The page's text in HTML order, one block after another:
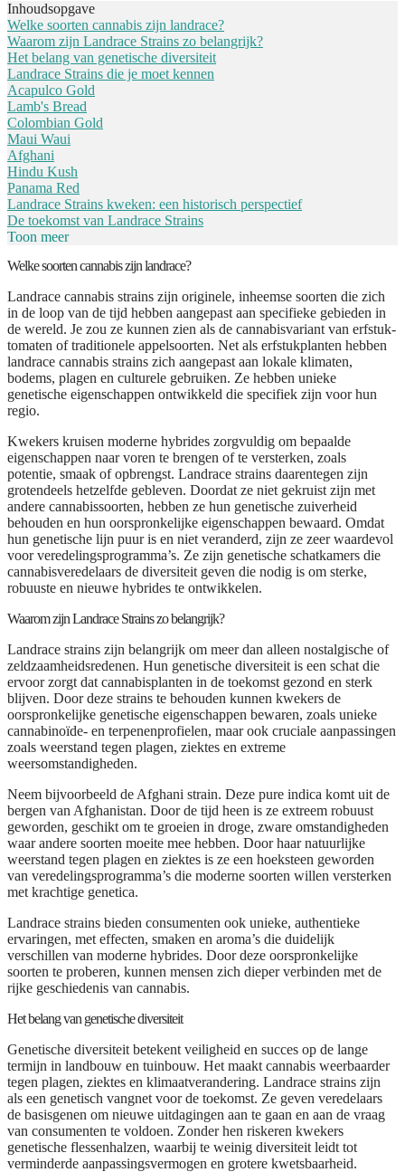
Inhoudsopgave
Welke soorten cannabis zijn landrace?
Waarom zijn Landrace Strains zo belangrijk?
Het belang van genetische diversiteit
Landrace Strains die je moet kennen
Acapulco Gold
Lamb's Bread
Colombian Gold
Maui Waui
Afghani
Hindu Kush
Panama Red
Landrace Strains kweken: een historisch perspectief
De toekomst van Landrace Strains
Toon meer
Welke soorten cannabis zijn landrace?
Landrace cannabis strains zijn originele, inheemse soorten die zich
in de loop van de tijd hebben aangepast aan specifieke gebieden in
de wereld. Je zou ze kunnen zien als de cannabisvariant van erfstuk-
tomaten of traditionele appelsoorten. Net als erfstukplanten hebben
landrace cannabis strains zich aangepast aan lokale klimaten,
bodems, plagen en culturele gebruiken. Ze hebben unieke
genetische eigenschappen ontwikkeld die specifiek zijn voor hun
regio.
Kwekers kruisen moderne hybrides zorgvuldig om bepaalde
eigenschappen naar voren te brengen of te versterken, zoals
potentie, smaak of opbrengst. Landrace strains daarentegen zijn
grotendeels hetzelfde gebleven. Doordat ze niet gekruist zijn met
andere cannabissoorten, hebben ze hun genetische zuiverheid
behouden en hun oorspronkelijke eigenschappen bewaard. Omdat
hun genetische lijn puur is en niet veranderd, zijn ze zeer waardevol
voor veredelingsprogramma’s. Ze zijn genetische schatkamers die
cannabisveredelaars de diversiteit geven die nodig is om sterke,
robuuste en nieuwe hybrides te ontwikkelen.
Waarom zijn Landrace Strains zo belangrijk?
Landrace strains zijn belangrijk om meer dan alleen nostalgische of
zeldzaamheidsredenen. Hun genetische diversiteit is een schat die
ervoor zorgt dat cannabisplanten in de toekomst gezond en sterk
blijven. Door deze strains te behouden kunnen kwekers de
oorspronkelijke genetische eigenschappen bewaren, zoals unieke
cannabinoïde- en terpenenprofielen, maar ook cruciale aanpassingen
zoals weerstand tegen plagen, ziektes en extreme
weersomstandigheden.
Neem bijvoorbeeld de Afghani strain. Deze pure indica komt uit de
bergen van Afghanistan. Door de tijd heen is ze extreem robuust
geworden, geschikt om te groeien in droge, zware omstandigheden
waar andere soorten moeite mee hebben. Door haar natuurlijke
weerstand tegen plagen en ziektes is ze een hoeksteen geworden
van veredelingsprogramma’s die moderne soorten willen versterken
met krachtige genetica.
Landrace strains bieden consumenten ook unieke, authentieke
ervaringen, met effecten, smaken en aroma’s die duidelijk
verschillen van moderne hybrides. Door deze oorspronkelijke
soorten te proberen, kunnen mensen zich dieper verbinden met de
rijke geschiedenis van cannabis.
Het belang van genetische diversiteit
Genetische diversiteit betekent veiligheid en succes op de lange
termijn in landbouw en tuinbouw. Het maakt cannabis weerbaarder
tegen plagen, ziektes en klimaatverandering. Landrace strains zijn
als een genetisch vangnet voor de toekomst. Ze geven veredelaars
de basisgenen om nieuwe uitdagingen aan te gaan en aan de vraag
van consumenten te voldoen. Zonder hen riskeren kwekers
genetische flessenhalzen, waarbij te weinig diversiteit leidt tot
verminderde aanpassingsvermogen en grotere kwetsbaarheid.